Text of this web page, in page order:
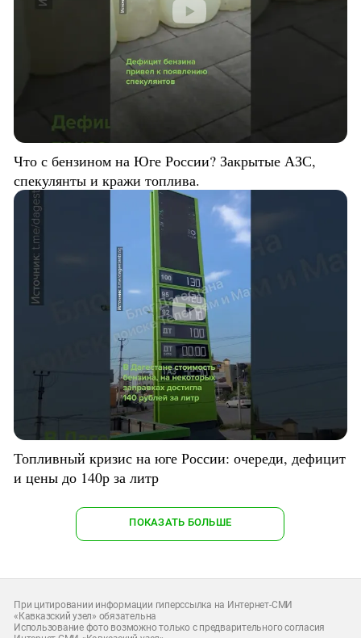
Что с бензином на Юге России? Закрытые АЗС,
спекулянты и кражи топлива.
Топливный кризис на юге России: очереди, дефицит
и цены до 140р за литр
ПОКАЗАТЬ БОЛЬШЕ
При цитировании информации гиперссылка на Интернет-СМИ
«Кавказский узел» обязательна
Использование фото возможно только с предварительного согласия